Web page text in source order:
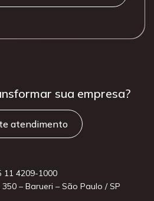
sua empresa?
atendimento
11 4209-1000
– Barueri – São Paulo / SP